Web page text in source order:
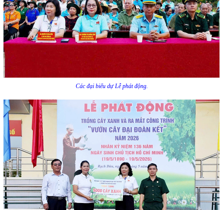
Các đại biểu dự Lễ phát động.